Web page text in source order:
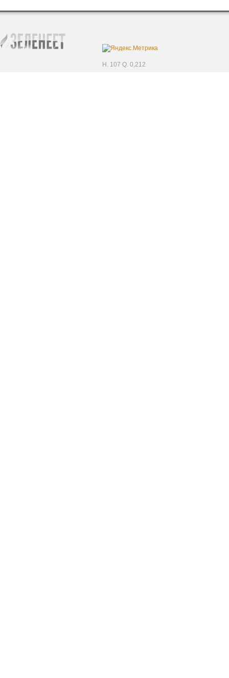
H. 107 Q. 0,212